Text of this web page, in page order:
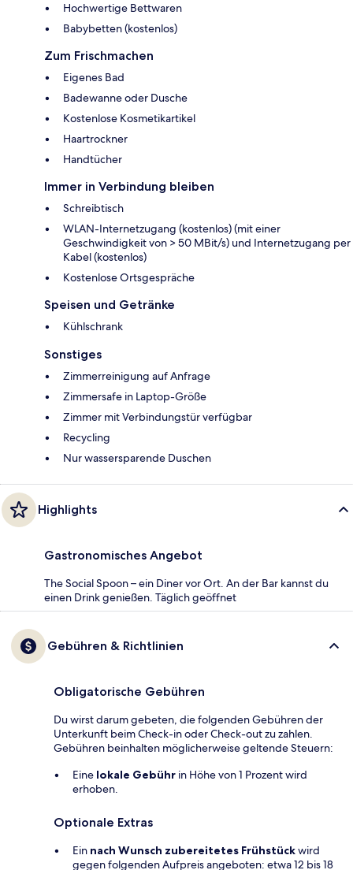
Hochwertige Bettwaren
Babybetten (kostenlos)
Zum Frischmachen
Eigenes Bad
Badewanne oder Dusche
Kostenlose Kosmetikartikel
Haartrockner
Handtücher
Immer in Verbindung bleiben
Schreibtisch
WLAN-Internetzugang (kostenlos) (mit einer
Geschwindigkeit von > 50 MBit/s) und Internetzugang per
Kabel (kostenlos)
Kostenlose Ortsgespräche
Speisen und Getränke
Kühlschrank
Sonstiges
Zimmerreinigung auf Anfrage
Zimmersafe in Laptop-Größe
Zimmer mit Verbindungstür verfügbar
Recycling
Nur wassersparende Duschen
Highlights
Gastronomisches Angebot
The Social Spoon – ein Diner vor Ort. An der Bar kannst du
einen Drink genießen. Täglich geöffnet
Gebühren & Richtlinien
Obligatorische Gebühren
Du wirst darum gebeten, die folgenden Gebühren der
Unterkunft beim Check-in oder Check-out zu zahlen.
Gebühren beinhalten möglicherweise geltende Steuern:
Eine lokale Gebühr in Höhe von 1 Prozent wird
erhoben.
Optionale Extras
Ein nach Wunsch zubereitetes Frühstückwird
gegen folgenden Aufpreis angeboten: etwa 12 bis 18